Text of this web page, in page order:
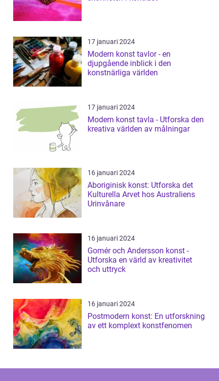
17 januari 2024
Modern konst tavlor - en
djupgående inblick i den
konstnärliga världen
17 januari 2024
Modern konst tavla - Utforska den
kreativa världen av målningar
16 januari 2024
Aboriginisk konst: Utforska det
Kulturella Arvet hos Australiens
Urinvånare
16 januari 2024
Gomér och Andersson konst -
Utforska en värld av kreativitet
och uttryck
16 januari 2024
Postmodern konst: En utforskning
av ett komplext konstfenomen